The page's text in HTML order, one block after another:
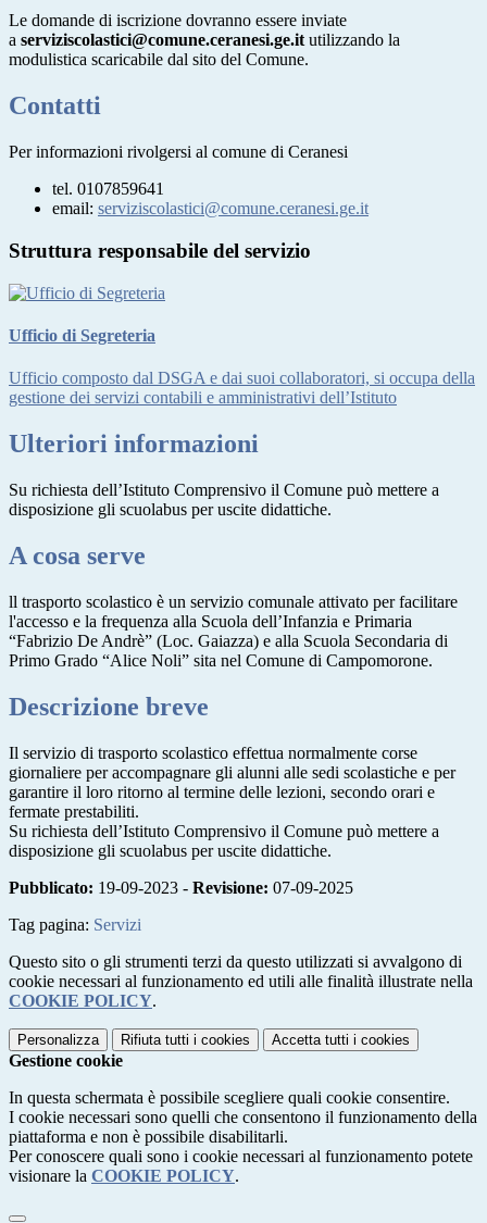
Le domande di iscrizione dovranno essere inviate
a serviziscolastici@comune.ceranesi.ge.it utilizzando la
modulistica scaricabile dal sito del Comune.
Contatti
Per informazioni rivolgersi al comune di Ceranesi
tel. 0107859641
email: serviziscolastici@comune.ceranesi.ge.it
Struttura responsabile del servizio
Ufficio di Segreteria
Ufficio composto dal DSGA e dai suoi collaboratori, si occupa della
gestione dei servizi contabili e amministrativi dell’Istituto
Ulteriori informazioni
Su richiesta dell’Istituto Comprensivo il Comune può mettere a
disposizione gli scuolabus per uscite didattiche.
A cosa serve
ll trasporto scolastico è un servizio comunale attivato per facilitare
l'accesso e la frequenza alla Scuola dell’Infanzia e Primaria
“Fabrizio De Andrè” (Loc. Gaiazza) e alla Scuola Secondaria di
Primo Grado “Alice Noli” sita nel Comune di Campomorone.
Descrizione breve
Il servizio di trasporto scolastico effettua normalmente corse
giornaliere per accompagnare gli alunni alle sedi scolastiche e per
garantire il loro ritorno al termine delle lezioni, secondo orari e
fermate prestabiliti.
Su richiesta dell’Istituto Comprensivo il Comune può mettere a
disposizione gli scuolabus per uscite didattiche.
Pubblicato: 19-09-2023 - Revisione: 07-09-2025
Tag pagina: Servizi
Questo sito o gli strumenti terzi da questo utilizzati si avvalgono di
cookie necessari al funzionamento ed utili alle finalità illustrate nella
COOKIE POLICY.
Personalizza Rifiuta tutti i cookies Accetta tutti i cookies
Gestione cookie
In questa schermata è possibile scegliere quali cookie consentire.
I cookie necessari sono quelli che consentono il funzionamento della
piattaforma e non è possibile disabilitarli.
Per conoscere quali sono i cookie necessari al funzionamento potete
visionare la COOKIE POLICY.